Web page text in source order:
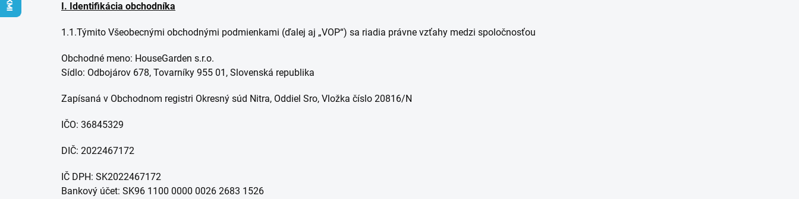
I. Identifikácia obchodníka
1.1.Týmito Všeobecnými obchodnými podmienkami (ďalej aj „VOP“) sa riadia právne vzťahy medzi spoločnosťou
Obchodné meno: HouseGarden s.r.o.
Sídlo: Odbojárov 678, Tovarníky 955 01, Slovenská republika
Zapísaná v Obchodnom registri Okresný súd Nitra, Oddiel Sro, Vložka číslo 20816/N
IČO: 36845329
DIČ: 2022467172
IČ DPH: SK2022467172
Bankový účet: SK96 1100 0000 0026 2683 1526